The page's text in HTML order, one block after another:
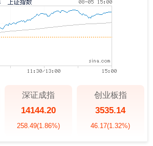
深证成指
14144.20
258.49(1.86%)
创业板指
3535.14
46.17(1.32%)